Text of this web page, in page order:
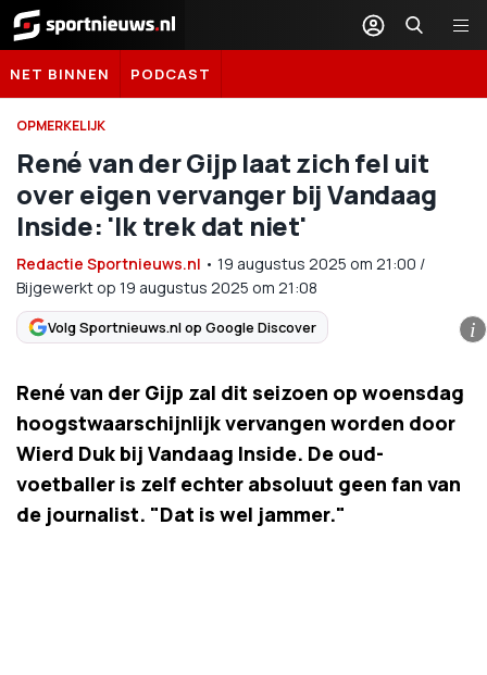
Sportnieuws.nl
NET BINNEN PODCAST
OPMERKELIJK
René van der Gijp laat zich fel uit
over eigen vervanger bij Vandaag
Inside: 'Ik trek dat niet'
Redactie Sportnieuws.nl • 19 augustus 2025 om 21:00 /
Bijgewerkt op 19 augustus 2025 om 21:08
Volg Sportnieuws.nl op Google Discover i
René van der Gijp zal dit seizoen op woensdag
hoogstwaarschijnlijk vervangen worden door
Wierd Duk bij Vandaag Inside. De oud-
voetballer is zelf echter absoluut geen fan van
de journalist. "Dat is wel jammer."